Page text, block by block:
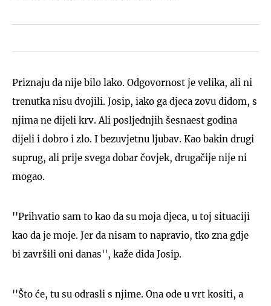
Priznaju da nije bilo lako. Odgovornost je velika, ali ni
trenutka nisu dvojili. Josip, iako ga djeca zovu didom, s
njima ne dijeli krv. Ali posljednjih šesnaest godina
dijeli i dobro i zlo. I bezuvjetnu ljubav. Kao bakin drugi
suprug, ali prije svega dobar čovjek, drugačije nije ni
mogao.
''Prihvatio sam to kao da su moja djeca, u toj situaciji
kao da je moje. Jer da nisam to napravio, tko zna gdje
bi završili oni danas'', kaže dida Josip.
''Što će, tu su odrasli s njime. Ona ode u vrt kositi, a